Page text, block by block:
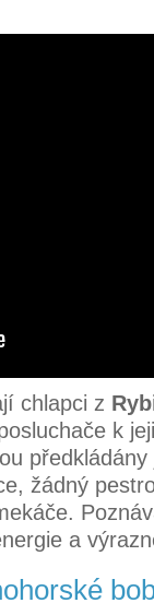
chlapci z
k
žádný
a